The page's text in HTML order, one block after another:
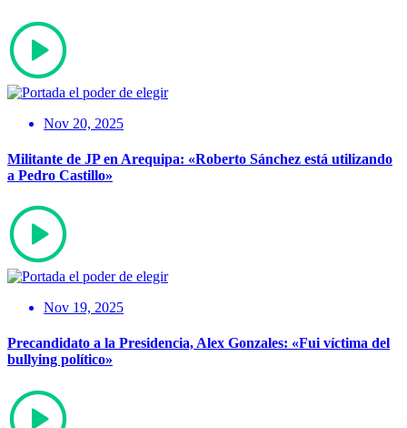
Nov 20, 2025
Militante de JP en Arequipa: «Roberto Sánchez está utilizando
a Pedro Castillo»
Nov 19, 2025
Precandidato a la Presidencia, Alex Gonzales: «Fui víctima del
bullying político»